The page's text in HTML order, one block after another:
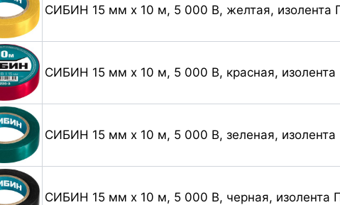
СИБИН 15 мм х 10 м, 5 000 В, желтая, изолента
СИБИН 15 мм х 10 м, 5 000 В, красная,
СИБИН 15 мм х 10 м, 5 000 В, зеленая,
СИБИН 15 мм х 10 м, 5 000 В, черная, изолента